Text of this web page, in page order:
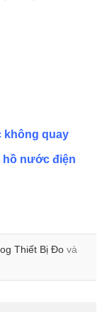
không quay
hồ nước điện
Thiết Bị Đo và